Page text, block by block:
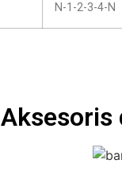
N-1-2-3-4-N
Aksesoris